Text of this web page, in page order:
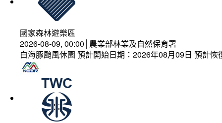
國家森林遊樂區
2026-08-09, 00:00│農業部林業及自然保育署
白海豚颱風休園 預計開始日期：2026年08月09日 預計